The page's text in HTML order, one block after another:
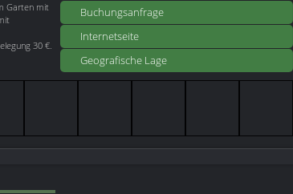
Buchungsanfrage
Internetseite
Geografische Lage
Garten mit
30 €.